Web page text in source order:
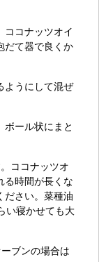
ココナッツオイ
だて器で良くか
うにして混ぜ
ボール状にまと
ココナッツオ
る時間が長くな
ださい。菜種油
い寝かせても大
ブンの場合は